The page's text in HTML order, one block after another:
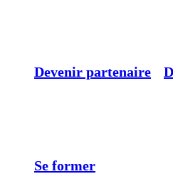
Devenir partenaire
Se former